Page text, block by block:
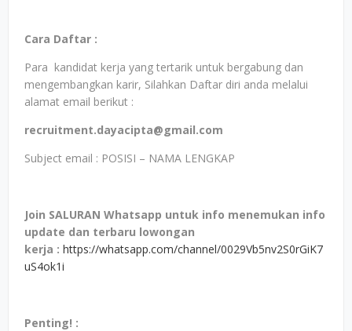
Cara Daftar :
Para kandidat kerja yang tertarik untuk bergabung dan
mengembangkan karir, Silahkan Daftar diri anda melalui
alamat email berikut :
recruitment.dayacipta@gmail.com
Subject email : POSISI – NAMA LENGKAP
Join SALURAN Whatsapp untuk info menemukan info
update dan terbaru lowongan
kerja : https://whatsapp.com/channel/0029Vb5nv2S0rGiK7
uS4ok1i
Penting! :